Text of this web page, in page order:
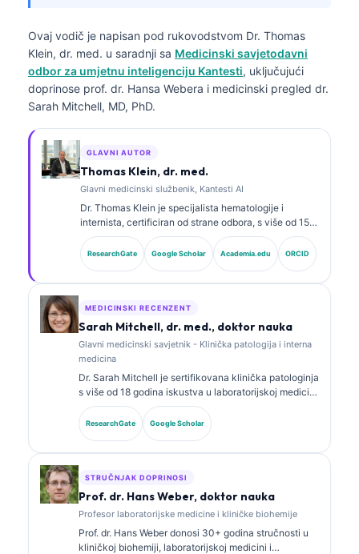
Ovaj vodič je napisan pod rukovodstvom Dr. Thomas
Klein, dr. med. u saradnji sa Medicinski savjetodavni
odbor za umjetnu inteligenciju Kantesti, uključujući
doprinose prof. dr. Hansa Webera i medicinski pregled dr.
Sarah Mitchell, MD, PhD.
GLAVNI AUTOR
Thomas Klein, dr. med.
Glavni medicinski službenik, Kantesti AI
Dr. Thomas Klein je specijalista hematologije i
internista, certificiran od strane odbora, s više od 15
godina iskustva u laboratorijskoj medicini i kliničkoj
analizi uz pomoć vještačke inteligencije. Kao glavni
medicinski direktor u Kantesti AI, pruža klinički
radove o interpretaciji biomarkera i laboratorijskoj
dijagnostici na temu laboratorijske medicine.
ResearchGate Google Scholar Academia.edu ORCID
MEDICINSKI RECENZENT
Sarah Mitchell, dr. med., doktor nauka
Glavni medicinski savjetnik - Klinička patologija i interna
medicina
Dr. Sarah Mitchell je sertifikovana klinička patologinja
s više od 18 godina iskustva u laboratorijskoj medicini
i dijagnostičkoj analizi. Ima specijalističke sertifikate
iz kliničke biohemije i opsežno je objavljivala radove
o panelima biomarkera i laboratorijskoj analizi u
ResearchGate Google Scholar
STRUČNJAK DOPRINOSI
Prof. dr. Hans Weber, doktor nauka
Profesor laboratorijske medicine i kliničke biohemije
Prof. dr. Hans Weber donosi 30+ godina stručnosti u
kliničkoj biohemiji, laboratorijskoj medicini i